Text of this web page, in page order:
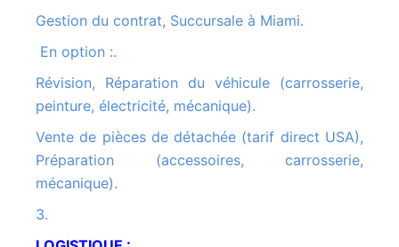
Gestion du contrat, Succursale à Miami.
En option :.
Révision, Réparation du véhicule (carrosserie,
peinture, électricité, mécanique).
Vente de pièces de détachée (tarif direct USA),
Préparation (accessoires, carrosserie,
mécanique).
3.